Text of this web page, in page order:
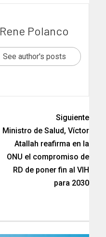
Rene Polanco
See author's posts
Siguiente
Ministro de Salud, Víctor
Atallah reafirma en la
ONU el compromiso de
RD de poner fin al VIH
para 2030